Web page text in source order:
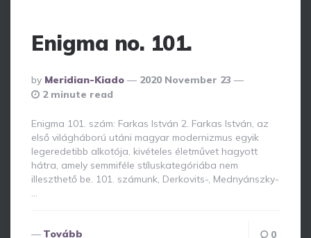
Enigma no. 101.
Posted
By
By Meridian-Kiado
2020 November 23
2 minute read
Enigma 101. szám: Farkas István 2. Farkas István, az
első világháború utáni magyar modernizmus egyik
legeredetibb alkotója, kivételes életművet hagyott
hátra, amely semmiféle stíluskategóriába nem
illeszthető be. 101. számunk, Derkovits-, Mednyánszky-
…
Tovább 0